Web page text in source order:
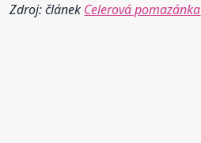
Zdroj: článek Celerová pomazánka